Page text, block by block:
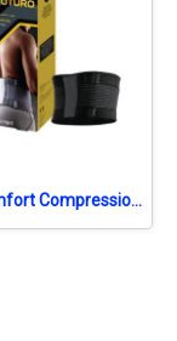
Futuro Comfort Compression Back Support ฟูทูโร อุปกรณ์พยุงหลัง รุ่นปรับกระชับได้ (46819)